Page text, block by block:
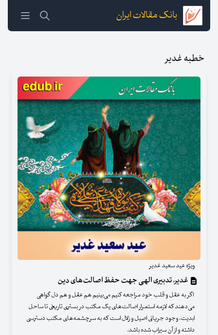
بانک مقالات ایران
خطبه غدیر
ویژه عید سعید غدیر
غدیر، تدبیری الهی جهت حفظ اصالت‌های دین
اگر به عقل و قلب خود مراجعه کنیم می‌بینیم هم عقل و هم دل گواهی
می‌دهند که لازمه استمرار اصالت‌های یک مکتب در بستری تاریخی تا ساحل
ابدیت، وجود جریانی اصیل و زلال است که به سرچشمه‌های مکتب دسترسی
داشته و از آن سیراب شده باشد.